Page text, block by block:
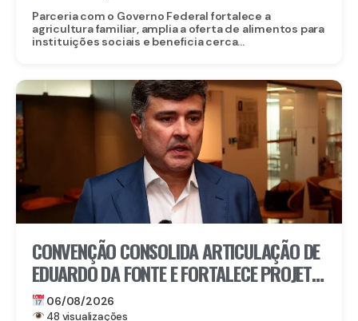
Parceria com o Governo Federal fortalece a
agricultura familiar, amplia a oferta de alimentos para
instituições sociais e beneficia cerca...
CONVENÇÃO CONSOLIDA ARTICULAÇÃO DE
EDUARDO DA FONTE E FORTALECE PROJETO
PARA O SENADO
06/08/2026
48 visualizações